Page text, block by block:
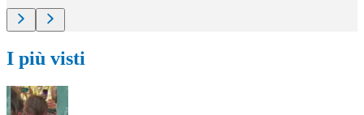
I più visti